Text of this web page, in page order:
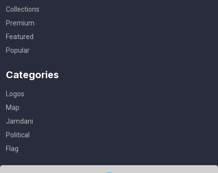
Collections
Premium
Featured
Popular
Categories
Logos
Map
Jamdani
Political
Flag